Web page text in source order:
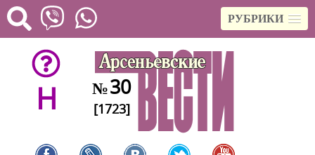
РУБРИКИ
H №30
[1723]